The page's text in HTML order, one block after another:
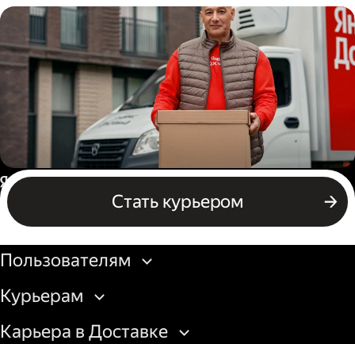
Автокурьер
Водитель грузового авто
Стать курьером
Россия
Бизнесу
Пользователям
Курьерам
Карьера в Доставке